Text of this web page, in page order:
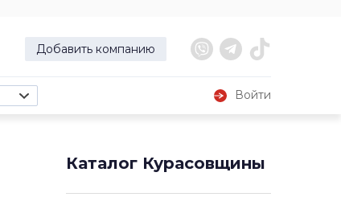
Добавить компанию
Войти
Каталог Курасовщины